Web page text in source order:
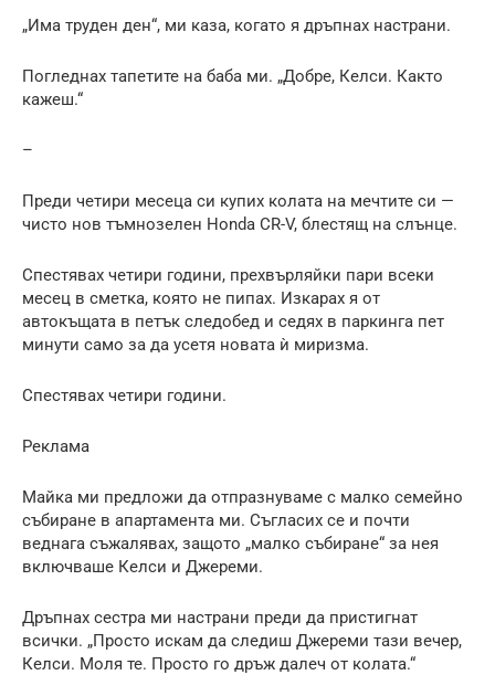
„Има труден ден“, ми каза, когато я дръпнах настрани.
Погледнах тапетите на баба ми. „Добре, Келси. Както
кажеш.“
–
Преди четири месеца си купих колата на мечтите си —
чисто нов тъмнозелен Honda CR-V, блестящ на слънце.
Спестявах четири години, прехвърляйки пари всеки
месец в сметка, която не пипах. Изкарах я от
автокъщата в петък следобед и седях в паркинга пет
минути само за да усетя новата ѝ миризма.
Спестявах четири години.
Реклама
Майка ми предложи да отпразнуваме с малко семейно
събиране в апартамента ми. Съгласих се и почти
веднага съжалявах, защото „малко събиране“ за нея
включваше Келси и Джереми.
Дръпнах сестра ми настрани преди да пристигнат
всички. „Просто искам да следиш Джереми тази вечер,
Келси. Моля те. Просто го дръж далеч от колата.“